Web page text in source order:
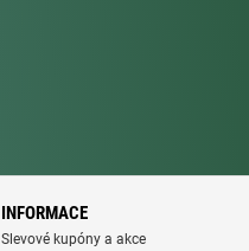
INFORMACE
Slevové kupóny a akce